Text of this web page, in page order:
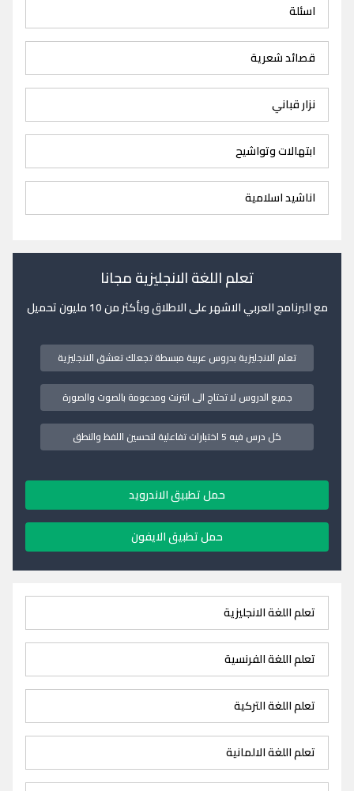
اسئلة
قصائد شعرية
نزار قباني
ابتهالات وتواشيح
اناشيد اسلامية
تعلم اللغة الانجليزية مجانا
مع البرنامج العربي الاشهر على الاطلاق وبأكثر من 10 مليون تحميل
تعلم الانجليزية بدروس عربية مبسطة تجعلك تعشق الانجليزية
جميع الدروس لا تحتاج الى انترنت ومدعومة بالصوت والصورة
كل درس فيه 5 اختبارات تفاعلية لتحسين اللفظ والنطق
حمل تطبيق الاندرويد
حمل تطبيق الايفون
تعلم اللغة الانجليزية
تعلم اللغة الفرنسية
تعلم اللغة التركية
تعلم اللغة الالمانية